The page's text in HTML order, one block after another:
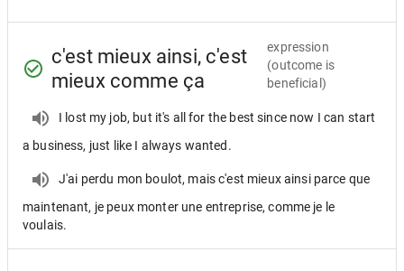
c'est mieux ainsi, c'est
mieux comme ça
expression
(outcome is
beneficial)
I lost my job, but it's all for the best since now I can start
a business, just like I always wanted.
J'ai perdu mon boulot, mais c'est mieux ainsi parce que
maintenant, je peux monter une entreprise, comme je le
voulais.